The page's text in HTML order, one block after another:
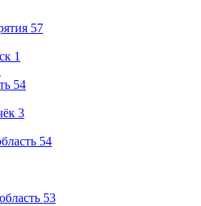
57
1
54
3
54
53